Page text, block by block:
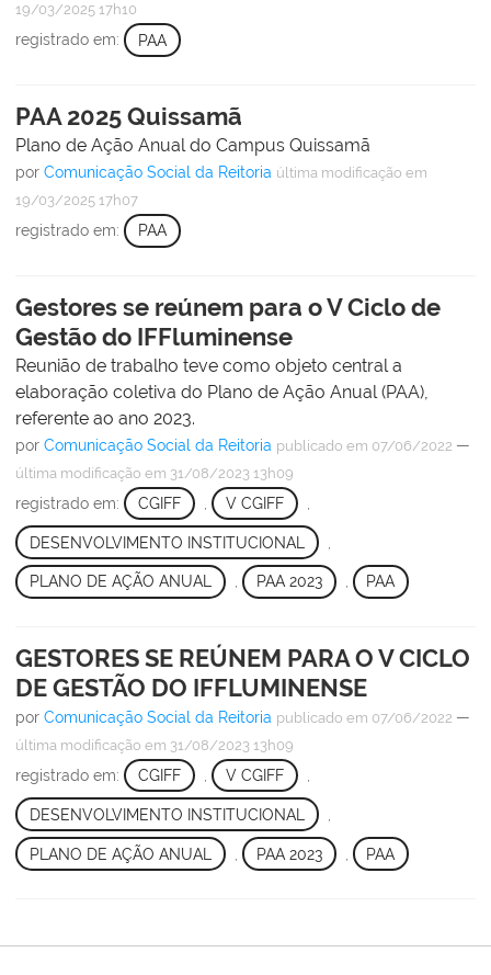
19/03/2025 17h10
registrado em: PAA
PAA 2025 Quissamã
Plano de Ação Anual do Campus Quissamã
por Comunicação Social da Reitoria última modificação em
19/03/2025 17h07
registrado em: PAA
Gestores se reúnem para o V Ciclo de
Gestão do IFFluminense
Reunião de trabalho teve como objeto central a
elaboração coletiva do Plano de Ação Anual (PAA),
referente ao ano 2023.
por Comunicação Social da Reitoria publicado em 07/06/2022 —
última modificação em 31/08/2023 13h09
registrado em: CGIFF V CGIFF
DESENVOLVIMENTO INSTITUCIONAL
PLANO DE AÇÃO ANUAL , PAA 2023 , PAA
GESTORES SE REÚNEM PARA O V CICLO
DE GESTÃO DO IFFLUMINENSE
por Comunicação Social da Reitoria publicado em 07/06/2022 —
última modificação em 31/08/2023 13h09
registrado em: CGIFF V CGIFF
DESENVOLVIMENTO INSTITUCIONAL
PLANO DE AÇÃO ANUAL PAA 2023 PAA